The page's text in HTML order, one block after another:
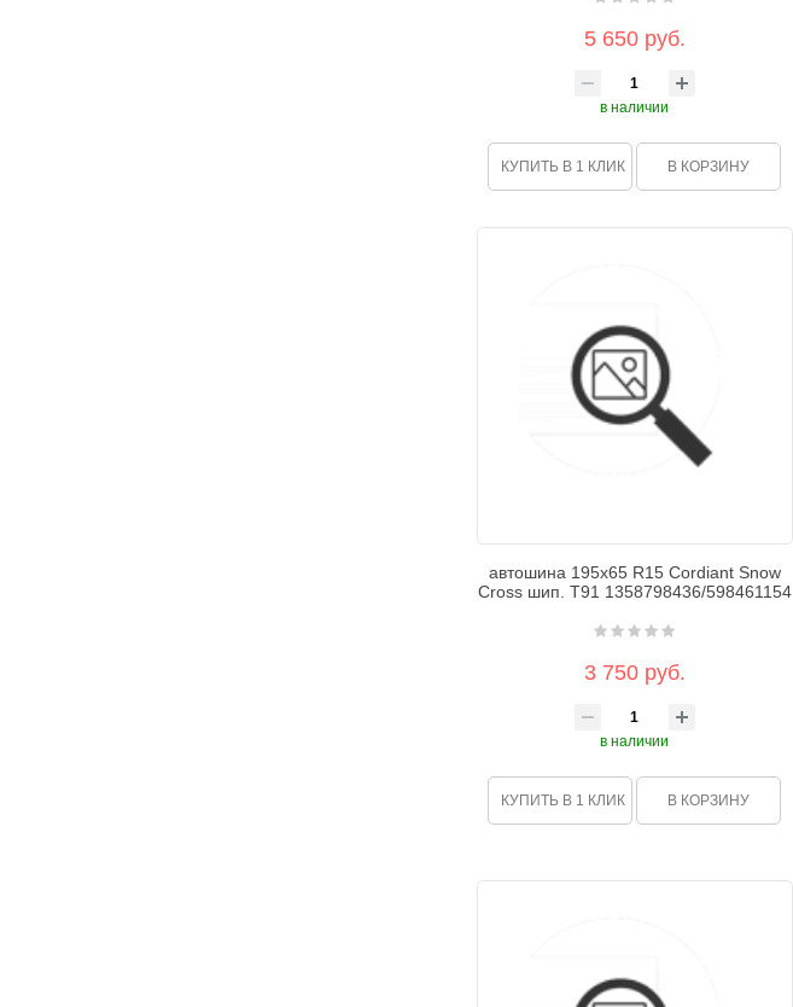
5 650 руб.
в наличии
КУПИТЬ В 1 КЛИК В КОРЗИНУ
автошина 195х65 R15 Cordiant Snow
Cross шип. Т91 1358798436/598461154
3 750 руб.
в наличии
КУПИТЬ В 1 КЛИК В КОРЗИНУ